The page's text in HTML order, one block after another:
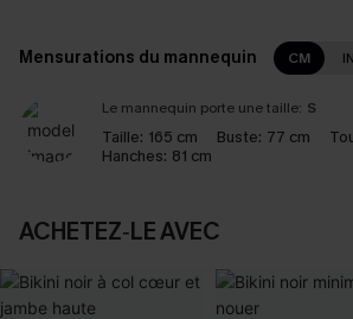
Mensurations du mannequin CM IN
Le mannequin porte une taille: S
Taille: 165 cm Buste: 77 cm
Hanches: 81 cm
ACHETEZ‑LE AVEC